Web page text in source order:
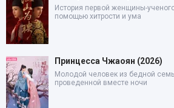
История первой женщины-
помощью хитрости и ума
Принцесса Чжаоян (2026)
Молодой человек из бедной
проведенной вместе ночи